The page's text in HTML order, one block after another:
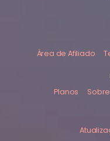
Área de Afiliado
Planos